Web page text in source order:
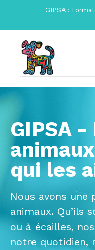
contenu
GIPSA :
GIPSA
qui les
Nous avons une
animaux. Qu’ils
ou à écailles,
notre quotidien,